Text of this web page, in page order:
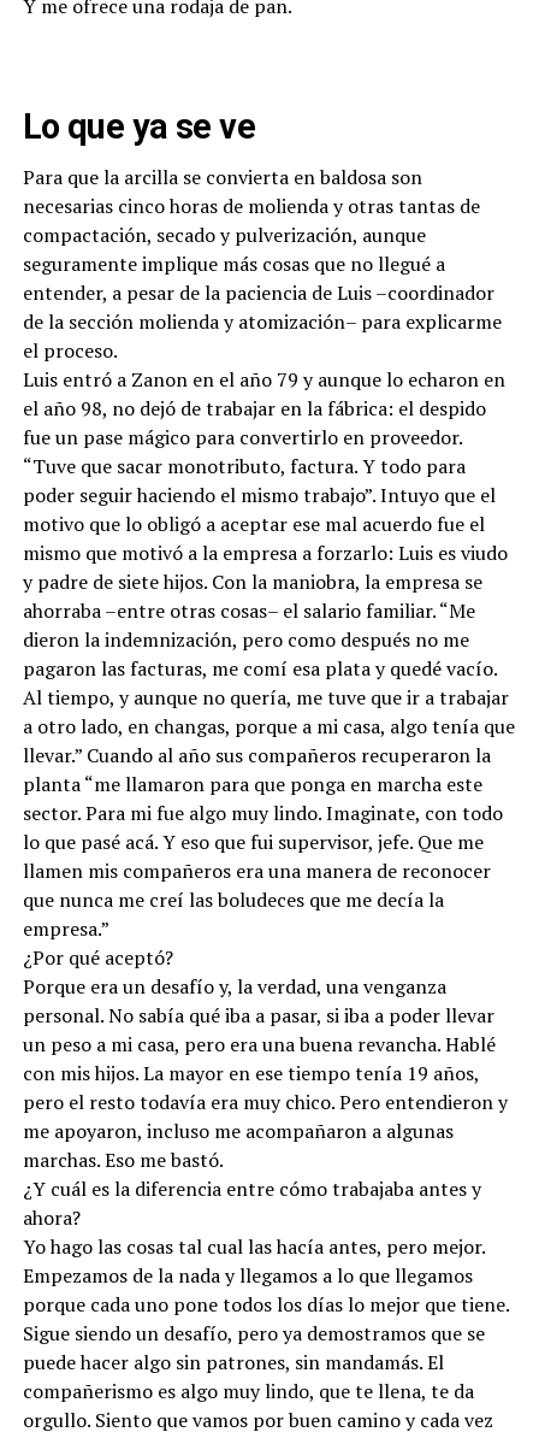
Y me ofrece una rodaja de pan.
Lo que ya se ve
Para que la arcilla se convierta en baldosa son
necesarias cinco horas de molienda y otras tantas de
compactación, secado y pulverización, aunque
seguramente implique más cosas que no llegué a
entender, a pesar de la paciencia de Luis –coordinador
de la sección molienda y atomización– para explicarme
el proceso.
Luis entró a Zanon en el año 79 y aunque lo echaron en
el año 98, no dejó de trabajar en la fábrica: el despido
fue un pase mágico para convertirlo en proveedor.
“Tuve que sacar monotributo, factura. Y todo para
poder seguir haciendo el mismo trabajo”. Intuyo que el
motivo que lo obligó a aceptar ese mal acuerdo fue el
mismo que motivó a la empresa a forzarlo: Luis es viudo
y padre de siete hijos. Con la maniobra, la empresa se
ahorraba –entre otras cosas– el salario familiar. “Me
dieron la indemnización, pero como después no me
pagaron las facturas, me comí esa plata y quedé vacío.
Al tiempo, y aunque no quería, me tuve que ir a trabajar
a otro lado, en changas, porque a mi casa, algo tenía que
llevar.” Cuando al año sus compañeros recuperaron la
planta “me llamaron para que ponga en marcha este
sector. Para mi fue algo muy lindo. Imaginate, con todo
lo que pasé acá. Y eso que fui supervisor, jefe. Que me
llamen mis compañeros era una manera de reconocer
que nunca me creí las boludeces que me decía la
empresa.”
¿Por qué aceptó?
Porque era un desafío y, la verdad, una venganza
personal. No sabía qué iba a pasar, si iba a poder llevar
un peso a mi casa, pero era una buena revancha. Hablé
con mis hijos. La mayor en ese tiempo tenía 19 años,
pero el resto todavía era muy chico. Pero entendieron y
me apoyaron, incluso me acompañaron a algunas
marchas. Eso me bastó.
¿Y cuál es la diferencia entre cómo trabajaba antes y
ahora?
Yo hago las cosas tal cual las hacía antes, pero mejor.
Empezamos de la nada y llegamos a lo que llegamos
porque cada uno pone todos los días lo mejor que tiene.
Sigue siendo un desafío, pero ya demostramos que se
puede hacer algo sin patrones, sin mandamás. El
compañerismo es algo muy lindo, que te llena, te da
orgullo. Siento que vamos por buen camino y cada vez